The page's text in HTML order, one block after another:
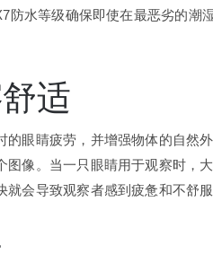
防水等级确保即使在最恶劣的潮
适
的眼睛疲劳，并增强物体的自然
图像。当一只眼睛用于观察时，
会导致观察者感到疲惫和不舒服